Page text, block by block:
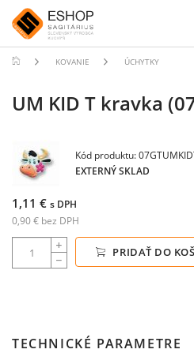
KOVANIE ÚCHYTKY
UM KID T kravka
Kód produktu:
EXTERNÝ SKLAD
1,11 € s DPH
0,90 € bez DPH
PRIDAŤ DO
TECHNICKÉ PARAMETRE